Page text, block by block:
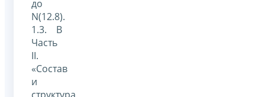
до
N(12.8).
1.3. В
Часть
II.
«Состав
и
структура